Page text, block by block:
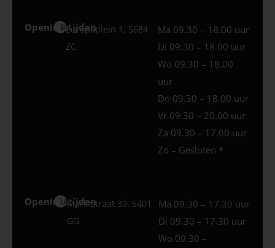
Openingstijden
Best
Europaplein 1, 5684
ZC
Ma 09.30 – 18.00 uur
Di 09.30 – 18.00 uur
Wo 09.30 – 18.00
uur
Do 09.30 – 18.00 uur
Vr 09.30 – 20.00 uur
Za 09.30 – 17.00 uur
Zo – Gesloten *
Openingstijden
Uden
Marktstraat 39, 5401
GG
Ma 09.30 – 17.30 uur
Di 09.30 – 17.30 uur
Wo 09.30 –